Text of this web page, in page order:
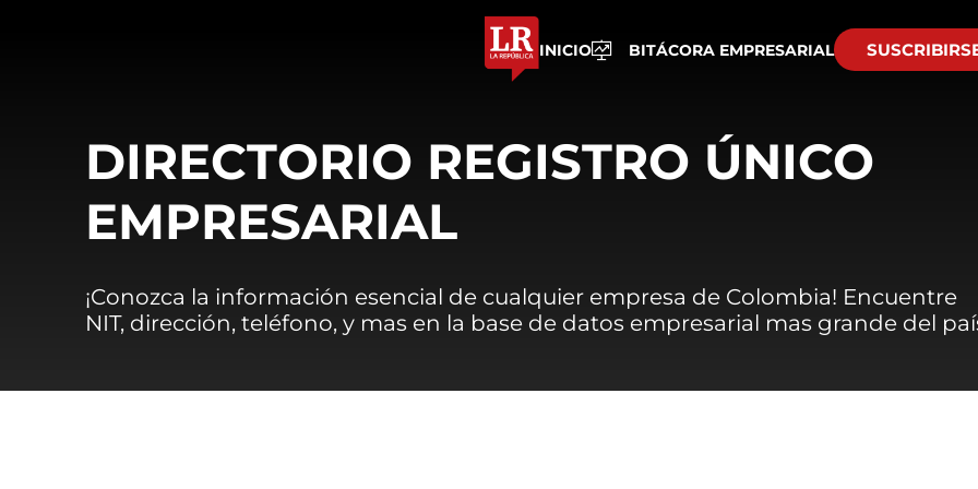
INICIO BITÁCORA EMPRESARIAL
DIRECTORIO REGISTRO ÚNICO
EMPRESARIAL
¡Conozca la información esencial de cualquier empresa de Colombia! Encuentre
NIT, dirección, teléfono, y mas en la base de datos empresarial mas grande del